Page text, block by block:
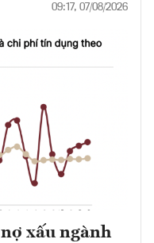
09:17, 07/08/2026
xấu ngành